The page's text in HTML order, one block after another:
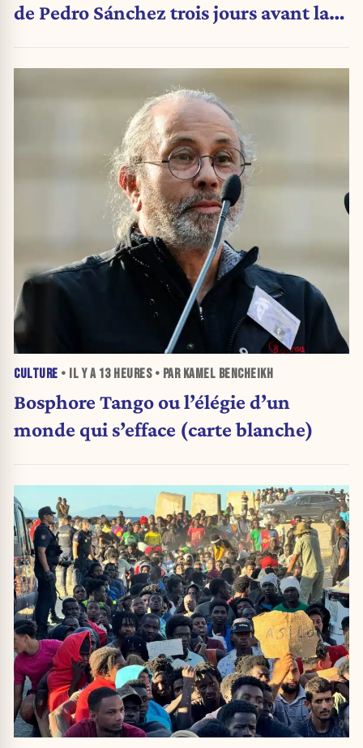
de Pedro Sánchez trois jours avant la
CULTURE • IL Y A 13 HEURES• PAR KAMEL BENCHEIKH
Bosphore Tango ou l’élégie d’un
monde qui s’efface (carte blanche)